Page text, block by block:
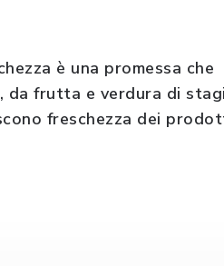
è una promessa che
da frutta e verdura di
freschezza dei